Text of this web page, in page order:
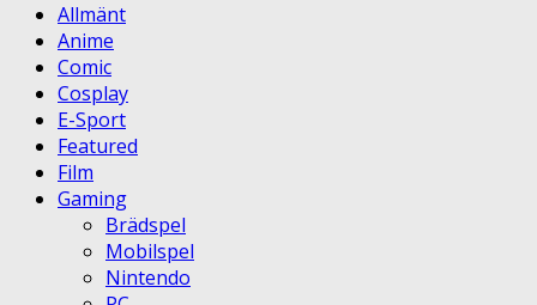
Allmänt
Anime
Comic
Cosplay
E-Sport
Featured
Film
Gaming
Brädspel
Mobilspel
Nintendo